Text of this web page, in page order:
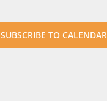
SUBSCRIBE TO CALENDAR